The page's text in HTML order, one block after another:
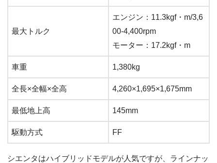
最大トルク
エンジン：11.3kgf・m/3,6
00-4,400rpm
モーター：17.2kgf・m
車重 1,380kg
全長×全幅×全高 4,260×1,695×1,675mm
最低地上高 145mm
駆動方式 FF
シエンタはハイブリッドモデルが人気ですが、ラインナッ